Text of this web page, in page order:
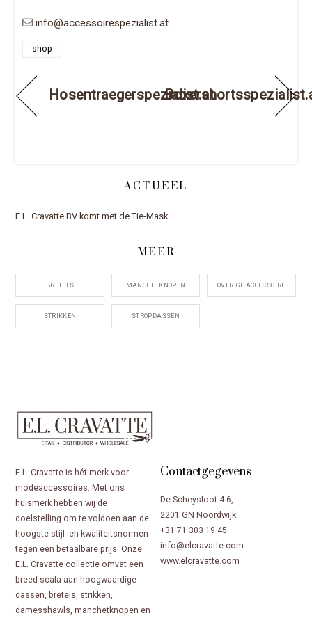
info@accessoirespezialist.at
shop
Hosentraegerspezialist.at
ACTUEEL
E.L. Cravatte BV komt met de Tie-Mask
MEER
BRETELS MANCHETKNOPEN OVERIGE ACCESSOIRE
STRIKKEN STROPDASSEN
E.L. Cravatte is hét merk voor
modeaccessoires. Met ons
huismerk hebben wij de
doelstelling om te voldoen aan de
hoogste stijl- en kwaliteitsnormen
tegen een betaalbare prijs. Onze
E.L. Cravatte collectie omvat een
breed scala aan hoogwaardige
dassen, bretels, strikken,
damesshawls, manchetknopen en
Contactgegevens
De Scheysloot 4-6,
2201 GN Noordwijk
+31 71 303 19 45
info@elcravatte.com
www.elcravatte.com